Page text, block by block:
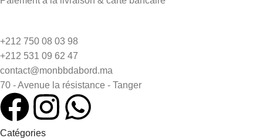
+212 750 08 03 98
+212 531 09 62 47
contact@monbbdabord.ma
70 - Avenue la résistance - Tanger
Catégories